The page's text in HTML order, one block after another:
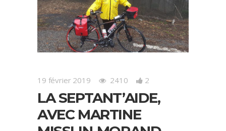
19 février 2019 2410 2
LA SEPTANT’AIDE,
AVEC MARTINE